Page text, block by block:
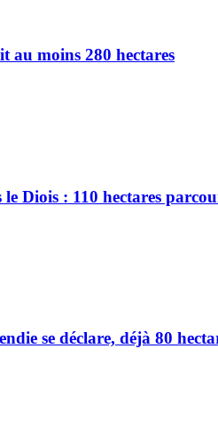
au moins 280 hectares
Diois : 110 hectares
se déclare, déjà 80